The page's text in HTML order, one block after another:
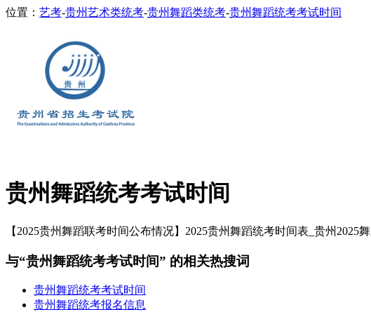
位置： 艺考-贵州艺术类统考-贵州舞蹈类统考-贵州舞蹈统考考试时间
贵州舞蹈统考考试时间
【2025贵州舞蹈联考时间公布情况】2025贵州舞蹈统考时间表_贵州
与“贵州舞蹈统考考试时间” 的相关热搜词
贵州舞蹈统考考试时间
贵州舞蹈统考报名信息